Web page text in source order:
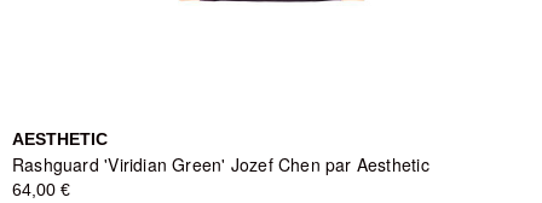
AESTHETIC
Rashguard 'Viridian Green' Jozef Chen par Aesthetic
64,00 €